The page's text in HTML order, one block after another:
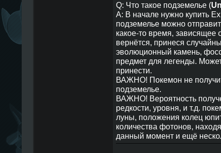
Q: Что такое подземелье (
A: В начале нужно купить
подземелье можно
какое-то время, зависящее
вернётся, принеся
эволюционный камень,
предмет для легенды.
принести.
ВАЖНО! Покемон не
подземелье.
ВАЖНО! Вероятность
редкости, уровня, и т.д.
луны, положения колец
количества фотонов,
данный момент и ещё